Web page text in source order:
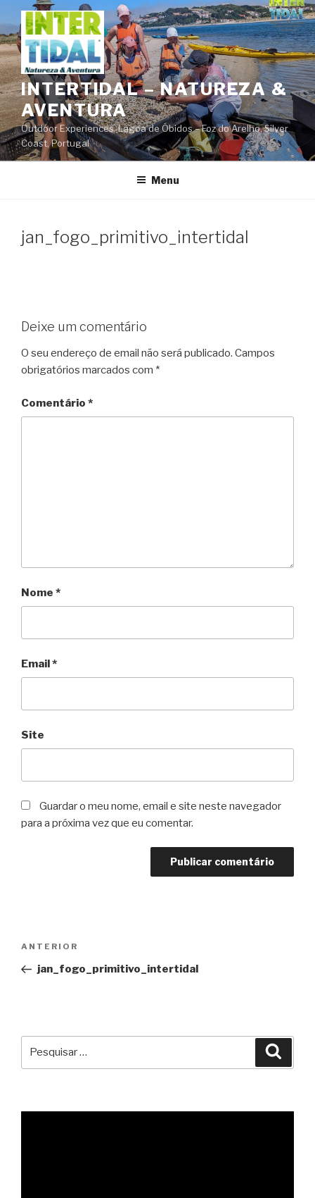
Saltar
para
o
conteúdo
INTERTIDAL – NATUREZA &
AVENTURA
Outdoor Experiences. Lagoa de Óbidos – Foz do Arelho. Silver
Coast, Portugal
Menu
jan_fogo_primitivo_intertidal
Deixe um comentário
O seu endereço de email não será publicado. Campos
obrigatórios marcados com *
Comentário *
Nome *
Email*
Site
Guardar o meu nome, email e site neste navegador
para a próxima vez que eu comentar.
artigos
Conteúdo
anterior
ANTERIOR
jan_fogo_primitivo_intertidal